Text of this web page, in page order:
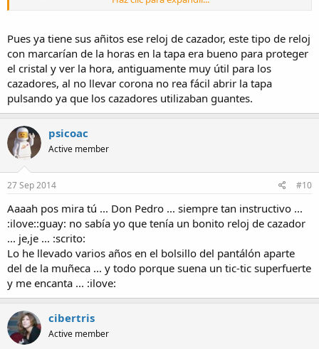
Pues ya tiene sus añitos ese reloj de cazador, este tipo de reloj
con marcarían de la horas en la tapa era bueno para proteger
el cristal y ver la hora, antiguamente muy útil para los
cazadores, al no llevar corona no rea fácil abrir la tapa
pulsando ya que los cazadores utilizaban guantes.
psicoac
Active member
27 Sep 2014 #10
Aaaah pos mira tú ... Don Pedro ... siempre tan instructivo ...
:ilove::guay: no sabía yo que tenía un bonito reloj de cazador
... je,je ... :scrito:
Lo he llevado varios años en el bolsillo del pantálón aparte
del de la muñeca ... y todo porque suena un tic-tic superfuerte
y me encanta ... :ilove:
cibertris
Active member